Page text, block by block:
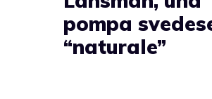
pompa
“naturale”